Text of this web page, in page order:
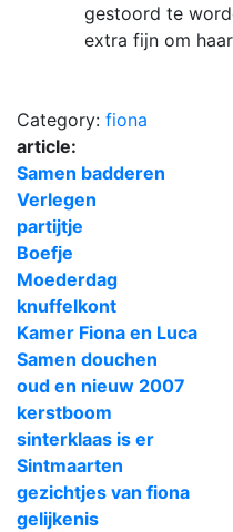
gestoord te
extra fijn om
Category: fiona
article:
Samen badderen
Verlegen
partijtje
Boefje
Moederdag
knuffelkont
Kamer Fiona en Luca
Samen douchen
oud en nieuw 2007
kerstboom
sinterklaas is er
Sintmaarten
gezichtjes van fiona
gelijkenis